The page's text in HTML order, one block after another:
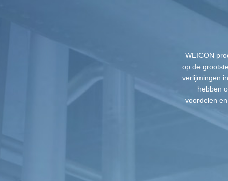
WEICON
op de
verlijmingen
hebben
voordelen